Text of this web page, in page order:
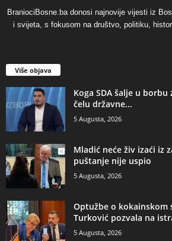
BraniociBosne.ba donosi najnovije vijesti iz
i svijeta, s fokusom na društvo, politiku,
Više objava
​Koga SDA šalje u borbu
čelu državne...
5 Augusta, 2026
​Mladić neće živ izaći iz
puštanje nije uspio
5 Augusta, 2026
​Optužbe o kokainskom
Turković pozvala na
5 Augusta, 2026